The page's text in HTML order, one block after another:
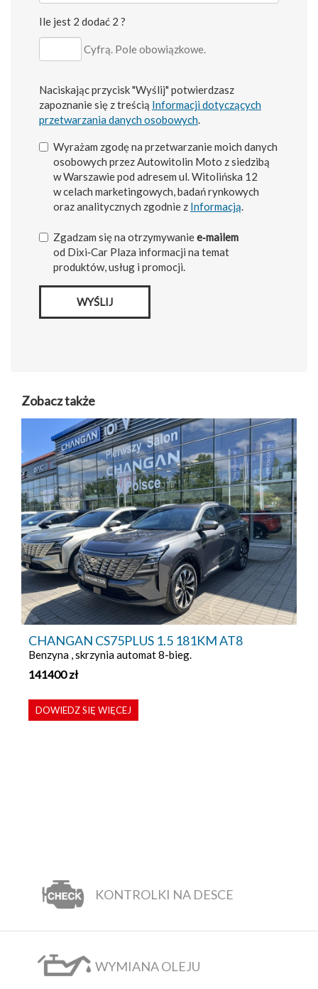
Ile jest 2 dodać 2 ?
Cyfrą. Pole obowiązkowe.
Naciskając przycisk "Wyślij" potwierdzasz
zapoznanie się z treścią Informacji dotyczących
przetwarzania danych osobowych
Wyrażam zgodę na przetwarzanie moich danych
osobowych przez Autowitolin Moto z siedzibą
w Warszawie pod adresem ul. Witolińska 12
w celach marketingowych, badań rynkowych
oraz analitycznych zgodnie z Informacją
Zgadzam się na otrzymywaniee‑mailem
od Dixi‑Car Plaza informacji na temat
produktów, usług i promocji.
WYŚLIJ
Zobacz także
CHANGAN CS75PLUS 1.5 181KM AT8
Benzyna , skrzynia automat 8-bieg.
141400zł
DOWIEDZ SIĘ WIĘCEJ
KONTROLKI NA DESCE
WYMIANA OLEJU